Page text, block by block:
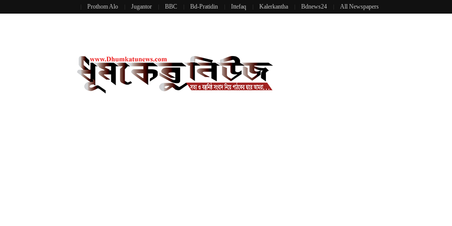
Prothom Alo Jugantor BBC Bd-Pratidin Ittefaq Kalerkantha Bdnews24 All Newspapers